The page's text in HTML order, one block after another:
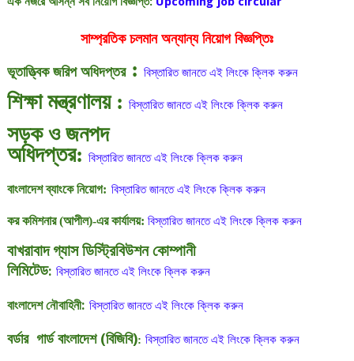
সাম্প্রতিকচলমানঅন্যান্যনিয়োগবিজ্ঞপ্তিঃ
ভূতাত্ত্বিক জরিপ অধিদপ্তর: বিস্তারিত জানতে এই লিংকে ক্লিক করুন
শিক্ষা মন্ত্রণালয় : বিস্তারিত জানতে এই লিংকে ক্লিক করুন
সড়ক ও জনপদ
অধিদপ্তর: বিস্তারিত জানতে এই লিংকে ক্লিক করুন
বাংলাদেশ ব্যাংকে নিয়োগ: বিস্তারিত জানতে এই লিংকে ক্লিক করুন
কর কমিশনার (আপীল)-এর কার্যালয়: বিস্তারিত জানতে এই লিংকে ক্লিক করুন
বাখরাবাদ গ্যাস ডিস্ট্রিবিউশন কোম্পানী
লিমিটেড: বিস্তারিত জানতে এই লিংকে ক্লিক করুন
বাংলাদেশ নৌবাহিনী: বিস্তারিত জানতে এই লিংকে ক্লিক করুন
বর্ডার গার্ড বাংলাদেশ (বিজিবি): বিস্তারিত জানতে এই লিংকে ক্লিক করুন